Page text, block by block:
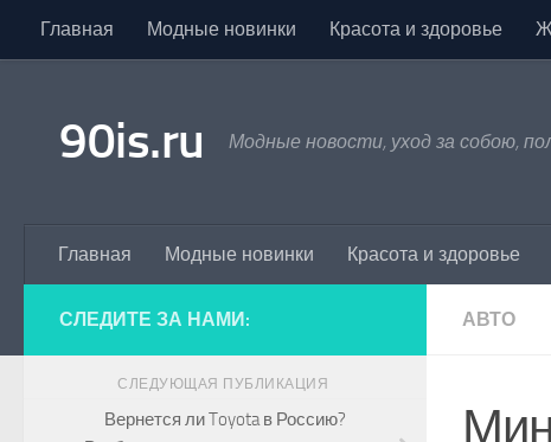
Skip to content
Главная Модные новинки Красота и здоровье
90is.ru Модные новости, уход за собою,
Главная Модные новинки Красота и здоровье
АВТО
СЛЕДИТЕ ЗА НАМИ:
СЛЕДУЮЩАЯ ПУБЛИКАЦИЯ
Вернется ли Toyota в Россию?